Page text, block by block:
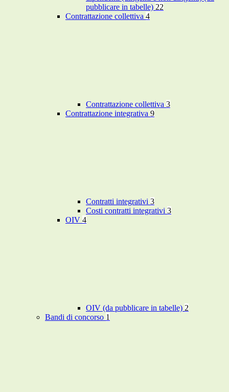
pubblicare in tabelle) 22
Contrattazione collettiva 4
Contrattazione collettiva 3
Contrattazione integrativa 9
Contratti integrativi 3
Costi contratti integrativi 3
OIV 4
OIV (da pubblicare in tabelle) 2
Bandi di concorso 1